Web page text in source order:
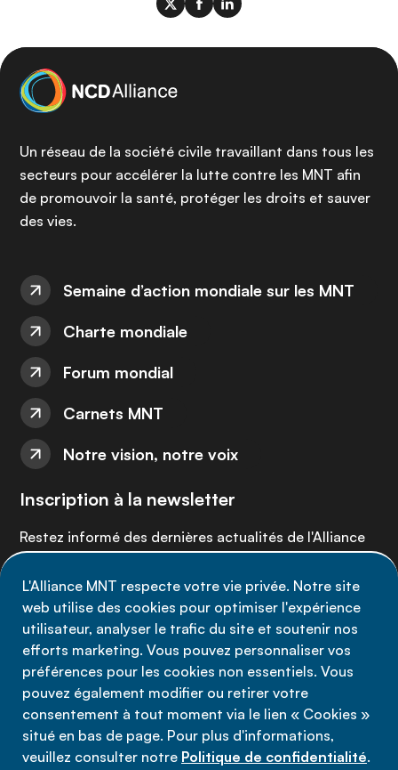
L'Alliance MNT respecte votre vie privée. Notre site
web utilise des cookies pour optimiser l'expérience
utilisateur, analyser le trafic du site et soutenir nos
efforts marketing. Vous pouvez personnaliser vos
préférences pour les cookies non essentiels. Vous
pouvez également modifier ou retirer votre
consentement à tout moment via le lien « Cookies »
situé en bas de page. Pour plus d'informations,
veuillez consulter notre Politique de confidentialité.
Un réseau de la société civile travaillant dans tous les
secteurs pour accélérer la lutte contre les MNT afin
de promouvoir la santé, protéger les droits et sauver
des vies.
Semaine d’action mondiale sur les MNT
Charte mondiale
Forum mondial
Carnets MNT
Notre vision, notre voix
Inscription à la newsletter
Restez informé des dernières actualités de l'Alliance
Inscrivez-vous maintenant
Politique de confidentialité
Conditions d'utilisation